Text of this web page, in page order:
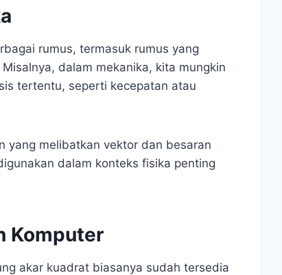
rumus, termasuk rumus yang
dalam mekanika, kita mungkin
tertentu, seperti kecepatan atau
yang melibatkan vektor dan besaran
dalam konteks fisika penting
Komputer
akar kuadrat biasanya sudah tersedia